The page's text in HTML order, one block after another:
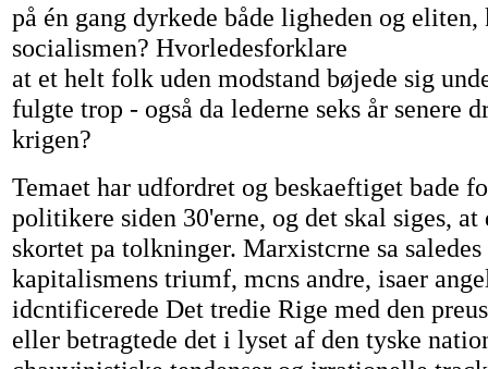
på én gang dyrkede både ligheden og
socialismen? Hvorledesforklare
at et helt folk uden modstand bøjede sig
fulgte trop - også da lederne seks år senere
krigen?
Temaet har udfordret og beskaeftiget bade
politikere siden 30'erne, og det skal siges,
skortet pa tolkninger. Marxistcrne sa
kapitalismens triumf, mcns andre, isaer
idcntificerede Det tredie Rige med den
eller betragtede det i lyset af den tyske